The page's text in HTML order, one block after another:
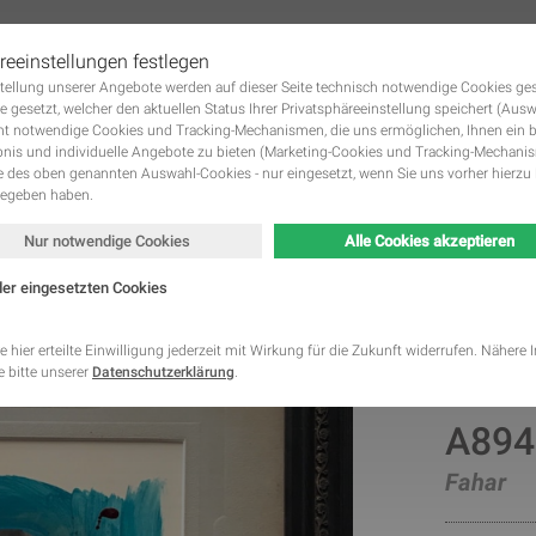
Navigation
überspringen
GALERIE DIE KÜNSTLER KUNST MIETEN UND KUNST
A894
Fahar
festlegen
unserer Angebote werden auf dieser Seite technisch notwendige Cookies
gesetzt, welcher den aktuellen Status Ihrer Privatsphäreeinstellung speichert
notwendige Cookies und Tracking-Mechanismen, die uns ermöglichen, Ihnen ein
und individuelle Angebote zu bieten (Marketing-Cookies und Tracking-
des oben genannten Auswahl-Cookies - nur eingesetzt, wenn Sie uns vorher hierzu
haben.
Nur notwendige Cookies Alle Cookies akzeptieren
eingesetzten Cookies
Notwendig
This cookie is native to PHP applications. The
store and identify a users' unique session ID for the
managing user session on the website. The cookie
Statistik 2 Monate
This cookie is used by Google Analytics to
interaction with the website.
Statistik 2 Jahre
This cookie is installed by Google Analytics. The
to calculate visitor, session, campaign data and
site usage for the site's analytics report. The
information anonymously and assign a randomly
hier erteilte Einwilligung jederzeit mit Wirkung für die Zukunft widerrufen. Nähere
bitte unserer Datenschutzerklärung.